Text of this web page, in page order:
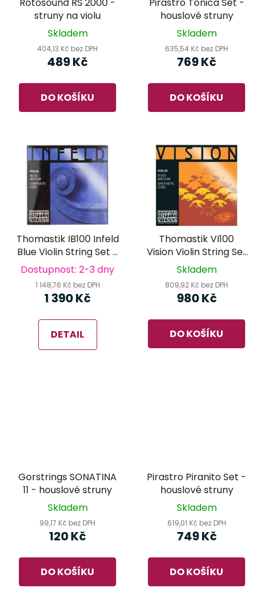
struny na violu
Skladem
404,13 Kč bez DPH
489 Kč
DO KOŠÍKU
houslové struny
Skladem
635,54 Kč bez DPH
769 Kč
DO KOŠÍKU
Thomastik IB100 Infeld
Blue Violin String Set -
houslové struny
Dostupnost: 2-3 dny
1 148,76 Kč bez DPH
1 390 Kč
DETAIL
Thomastik VI100
Vision Violin String Set
- houslové struny
Skladem
809,92 Kč bez DPH
980 Kč
DO KOŠÍKU
Gorstrings SONATINA
11 - houslové struny
Skladem
99,17 Kč bez DPH
120 Kč
DO KOŠÍKU
Pirastro Piranito Set -
houslové struny
Skladem
619,01 Kč bez DPH
749 Kč
DO KOŠÍKU